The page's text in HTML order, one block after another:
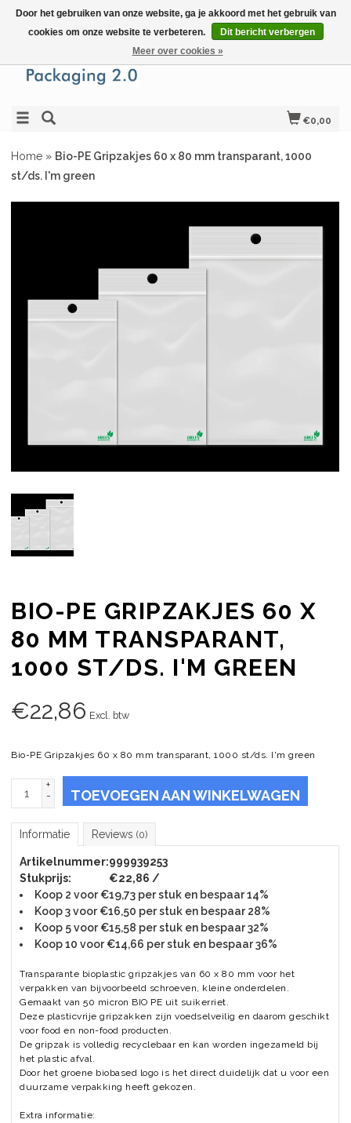
€0,00
Home » Bio-PE Gripzakjes 60 x 80 mm transparant, 1000
st/ds. I'm green
BIO-PE GRIPZAKJES 60 X
80 MM TRANSPARANT,
1000 ST/DS. I'M GREEN
€22,86 Excl. btw
Bio-PE Gripzakjes 60 x 80 mm transparant, 1000 st/ds. I'm green
+
-
TOEVOEGEN AAN WINKELWAGEN
Informatie Reviews (0)
Artikelnummer:999939253
Stukprijs:
€22,86 /
Koop 2 voor €19,73 per stuk en bespaar 14%
Koop 3 voor €16,50 per stuk en bespaar 28%
Koop 5 voor €15,58 per stuk en bespaar 32%
Koop 10 voor €14,66 per stuk en bespaar 36%
Transparante bioplastic gripzakjes van 60 x 80 mm voor het
verpakken van bijvoorbeeld schroeven, kleine onderdelen.
Gemaakt van 50 micron BIO PE uit suikerriet.
Deze plasticvrije gripzakken zijn voedselveilig en daarom geschikt
voor food en non-food producten.
De gripzak is volledig recyclebaar en kan worden ingezameld bij
het plastic afval.
Door het groene biobased logo is het direct duidelijk dat u voor een
duurzame verpakking heeft gekozen.
Extra informatie:
Door het gebruiken van onze website, ga je akkoord met het gebruik van
cookies om onze website te verbeteren.
Dit bericht verbergen
Meer over cookies »